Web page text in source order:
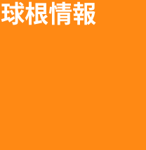
根情報